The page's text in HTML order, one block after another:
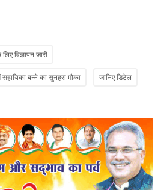
विज्ञापन जारी
बन्ने का सुनहरा मौका जानिए डिटेल